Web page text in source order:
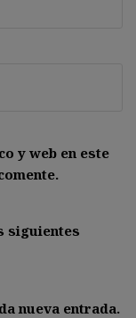
y web en este
siguientes
nueva entrada.